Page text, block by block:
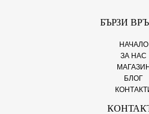
БЪРЗИ
НАЧАЛО
ЗА НАС
МАГАЗИН
БЛОГ